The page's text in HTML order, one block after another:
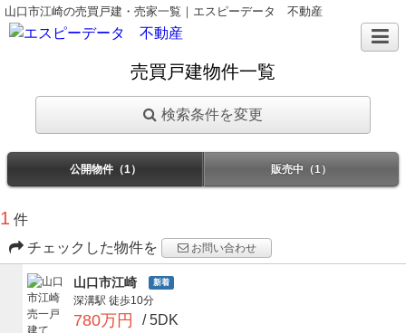
山口市江崎の売買戸建・売家一覧｜エスピーデータ 不動産
売買戸建物件一覧
検索条件を変更
公開物件（1） 販売中（1）
1 件
チェックした物件を
お問い合わせ
山口市江崎 新着
深溝駅 徒歩10分
780万円 / 5DK